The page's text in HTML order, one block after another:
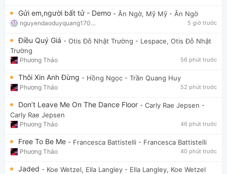
Gửi em,người bất tử - Demo - Ân Ngờ, Mỹ Mỹ - Ân Ngờ
nguyendaoduyquang17021 5 giờ trước
Điều Quý Giá - Otis Đỗ Nhật Trường - Lespace, Otis Đỗ Nhật
Trường
Phương Thảo 56 phút trước
Thôi Xin Anh Đừng - Hồng Ngọc - Trần Quang Huy
Phương Thảo 52 phút trước
Don’t Leave Me On The Dance Floor - Carly Rae Jepsen -
Carly Rae Jepsen
Phương Thảo 46 phút trước
Free To Be Me - Francesca Battistelli - Francesca Battistelli
Phương Thảo 40 phút trước
Jaded - Koe Wetzel, Ella Langley - Ella Langley, Koe Wetzel